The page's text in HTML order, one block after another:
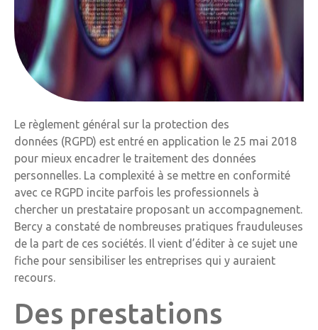
Le règlement général sur la protection des
données (RGPD) est entré en application le 25 mai 2018
pour mieux encadrer le traitement des données
personnelles. La complexité à se mettre en conformité
avec ce RGPD incite parfois les professionnels à
chercher un prestataire proposant un accompagnement.
Bercy a constaté de nombreuses pratiques frauduleuses
de la part de ces sociétés. Il vient d’éditer à ce sujet une
fiche pour sensibiliser les entreprises qui y auraient
recours.
Des prestations